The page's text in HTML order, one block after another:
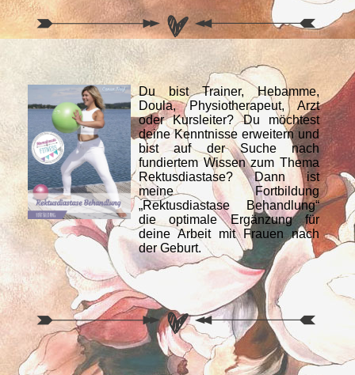
Du bist Trainer, Hebamme,
Doula, Physiotherapeut, Arzt
oder Kursleiter? Du möchtest
deine Kenntnisse erweitern und
bist auf der Suche nach
fundiertem Wissen zum Thema
Rektusdiastase? Dann ist
meine Fortbildung
„Rektusdiastase Behandlung“
die optimale Ergänzung für
deine Arbeit mit Frauen nach
der Geburt.